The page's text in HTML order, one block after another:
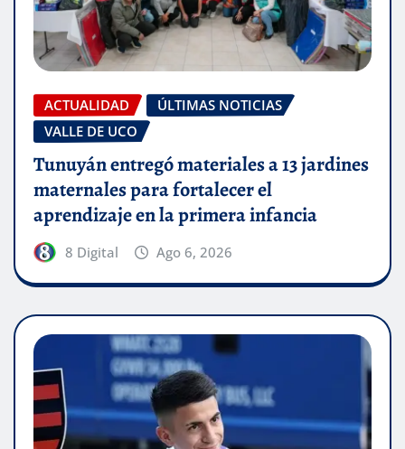
ACTUALIDAD
ÚLTIMAS NOTICIAS
VALLE DE UCO
Tunuyán entregó materiales a 13 jardines
maternales para fortalecer el
aprendizaje en la primera infancia
8 Digital Ago 6, 2026